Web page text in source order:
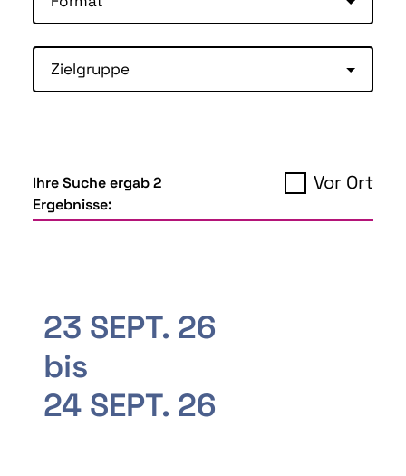
Zielgruppe
Ihre Suche ergab 2
Ergebnisse:
Vor Ort
23 SEPT. 26
bis
24 SEPT. 26